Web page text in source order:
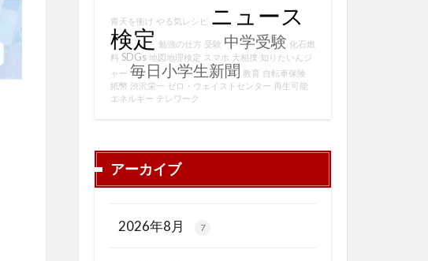
青天を衝け やる気レシピ
ニュース
検定 勉強の仕方 受験 中学受験 化石燃
料 SDGs 地図地理検定 スマホ 大相撲 知りたいんジ
ャー 毎日小学生新聞 教育 自転車保険
紙幣 渋沢栄一 ゼロ・ウェイストセンター 再生可能
エネルギー テレワーク
アーカイブ
2026年8月 7